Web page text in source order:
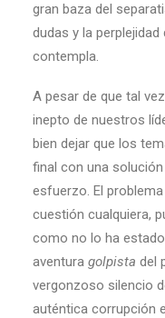
gran baza del
dudas y la
contempla.
A pesar de que tal
inepto de nuestros
bien dejar que los
final con una
esfuerzo. El
cuestión cualquiera,
como no lo ha
aventura golpista del
vergonzoso silencio
auténtica corrupción